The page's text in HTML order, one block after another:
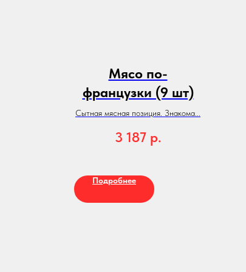
Мясо по-
французки (9 шт)
Сытная мясная позиция. Знакома...
3 187 р.
Подробнее